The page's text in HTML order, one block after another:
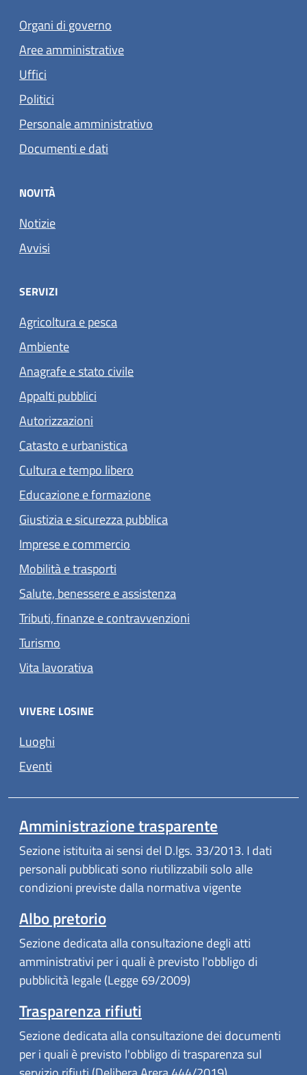
Organi di governo
Aree amministrative
Uffici
Politici
Personale amministrativo
Documenti e dati
NOVITÀ
Notizie
Avvisi
SERVIZI
Agricoltura e pesca
Ambiente
Anagrafe e stato civile
Appalti pubblici
Autorizzazioni
Catasto e urbanistica
Cultura e tempo libero
Educazione e formazione
Giustizia e sicurezza pubblica
Imprese e commercio
Mobilità e trasporti
Salute, benessere e assistenza
Tributi, finanze e contravvenzioni
Turismo
Vita lavorativa
VIVERE LOSINE
Luoghi
Eventi
Amministrazione trasparente
Sezione istituita ai sensi del D.lgs. 33/2013. I dati
personali pubblicati sono riutilizzabili solo alle
condizioni previste dalla normativa vigente
Albo pretorio
Sezione dedicata alla consultazione degli atti
amministrativi per i quali è previsto l'obbligo di
pubblicità legale (Legge 69/2009)
Trasparenza rifiuti
Sezione dedicata alla consultazione dei documenti
per i quali è previsto l'obbligo di trasparenza sul